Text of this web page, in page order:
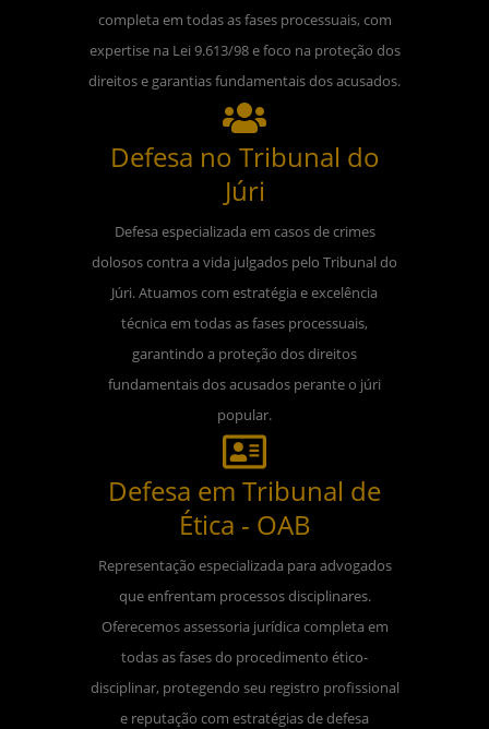
completa em todas as fases processuais, com
expertise na Lei 9.613/98 e foco na proteção dos
direitos e garantias fundamentais dos acusados.
Defesa no Tribunal do
Júri
Defesa especializada em casos de crimes
dolosos contra a vida julgados pelo Tribunal do
Júri. Atuamos com estratégia e excelência
técnica em todas as fases processuais,
garantindo a proteção dos direitos
fundamentais dos acusados perante o júri
popular.
Defesa em Tribunal de
Ética - OAB
Representação especializada para advogados
que enfrentam processos disciplinares.
Oferecemos assessoria jurídica completa em
todas as fases do procedimento ético-
disciplinar, protegendo seu registro profissional
e reputação com estratégias de defesa